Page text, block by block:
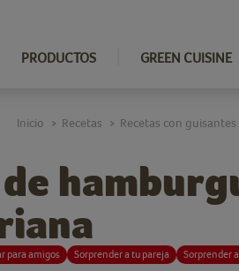
PRODUCTOS GREEN CUISINE
para amigos Sorprender a tu pareja Sorprender
Inicio > Recetas > Recetas con guisantes